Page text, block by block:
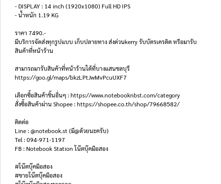
- DISPLAY : 14 inch (1920x1080) Full HD IPS
- น้ำหนัก 1.19 KG
ราคา 7490.-
มีบริการจัดส่งทุกรูปแบบ เก็บปลายทาง ส่งด่วนkerry รับบัตรเครดิต หรือมารับ
สินค้าที่หน้าร้าน
สามารถมารับสินค้าที่หน้าร้านได้ที่บางแสนชลบุรี
https://goo.gl/maps/bkzLPtJwMvPcuUXF7
เลือกซื้อสินค้าชิ้นอื่นๆ : https://www.notebooknbst.com/category
สั่งซื้อสินค้าผ่าน Shopee : https://shopee.co.th/shop/79668582/
ติดต่อ
Line : @notebook.st (มี@ด้วยนะครับ)
Tel : 094-971-1197
FB : Notebook Station โน๊ตบุ๊คมือสอง
#โน๊ตบุ๊คมือสอง
#ขายโน๊ตบุ๊คมือสอง